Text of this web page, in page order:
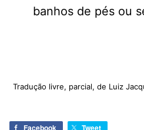
banhos de pés ou
Tradução livre, parcial, de Luiz
Facebook Tweet